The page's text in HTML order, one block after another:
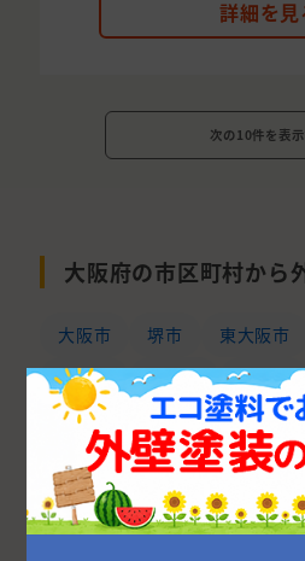
詳細を見
次の10件を表
大阪府の市区町村から
大阪市 堺市 東大阪市
高槻市
吹田市 八尾市
茨木市
和泉市 岸和田
羽曳野市
泉南郡 守口
河内長野市
大東市 池